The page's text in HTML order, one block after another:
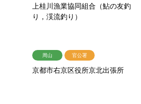
上桂川漁業協同組合（鮎の友釣
り，渓流釣り）
周山 官公署
京都市右京区役所京北出張所